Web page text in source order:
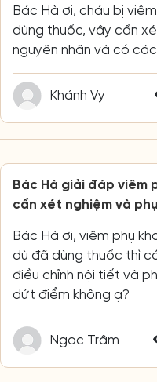
Bác Hà ơi, cháu bị
dùng thuốc, vậy cần
nguyên nhân và có
Khánh Vy
Bác Hà giải đáp viêm
cần xét nghiệm và
Bác Hà ơi, viêm phụ
dù đã dùng thuốc thì
điều chỉnh nội tiết và
dứt điểm không ạ?
Ngọc Trâm